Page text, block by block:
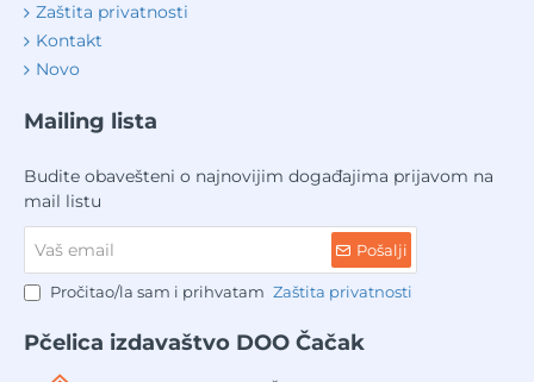
Zaštita privatnosti
Kontakt
Novo
Mailing lista
Budite obavešteni o najnovijim događajima prijavom na
mail listu
email
Pošalji
Pročitao/la sam i prihvatam Zaštita privatnosti
Pčelica izdavaštvo DOO Čačak